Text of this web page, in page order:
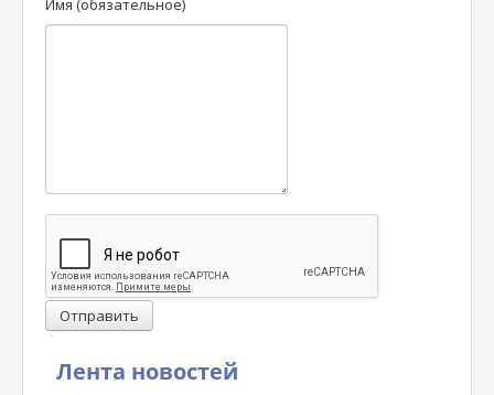
Лента новостей
Имя (обязательное)
Отправить